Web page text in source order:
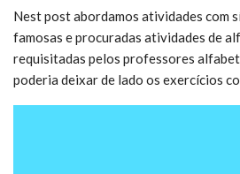
Nest post abordamos atividades com
famosas e procuradas atividades de
requisitadas pelos professores
poderia deixar de lado os exercícios